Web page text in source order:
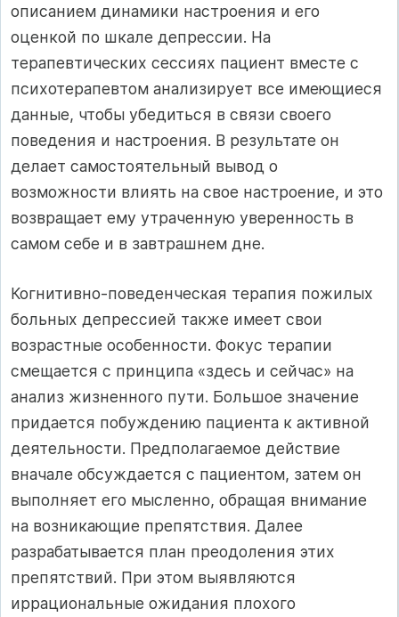
описанием динамики настроения и его
оценкой по шкале депрессии. На
терапевтических сессиях пациент вместе с
психотерапевтом анализирует все имеющиеся
данные, чтобы убедиться в связи своего
поведения и настроения. В результате он
делает самостоятельный вывод о
возможности влиять на свое настроение, и это
возвращает ему утраченную уверенность в
самом себе и в завтрашнем дне.
Когнитивно-поведенческая терапия пожилых
больных депрессией также имеет свои
возрастные особенности. Фокус терапии
смещается с принципа «здесь и сейчас» на
анализ жизненного пути. Большое значение
придается побуждению пациента к активной
деятельности. Предполагаемое действие
вначале обсуждается с пациентом, затем он
выполняет его мысленно, обращая внимание
на возникающие препятствия. Далее
разрабатывается план преодоления этих
препятствий. При этом выявляются
иррациональные ожидания плохого